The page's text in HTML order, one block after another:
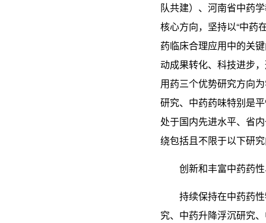
队共建）、河南省中药
核心方向，坚持以“中药
药临床合理应用中的关
动成果转化、科技进步
用药三个优势研究方向
研究、中药药味特别是
处于国内先进水平、省
绕包括且不限于以下研
创新和丰富中药药
持续保持在中药药
究、中药升降浮沉研究